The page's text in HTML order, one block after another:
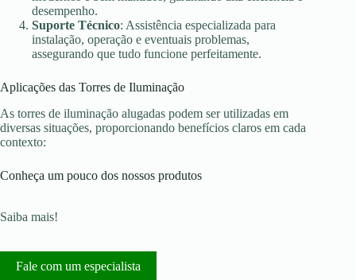
desempenho.
Suporte Técnico: Assistência especializada para
instalação, operação e eventuais problemas,
assegurando que tudo funcione perfeitamente.
Aplicações das Torres de Iluminação
As torres de iluminação alugadas podem ser utilizadas em
diversas situações, proporcionando benefícios claros em cada
contexto:
Conheça um pouco dos nossos produtos
Saiba mais!
Fale com um especialista